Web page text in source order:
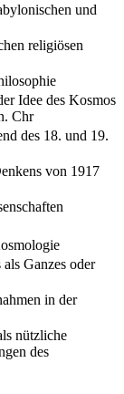
und
religiösen
Idee des Kosmos
Chr
des 18. und 19.
von 1917
Ganzes oder
in der
nützliche
des